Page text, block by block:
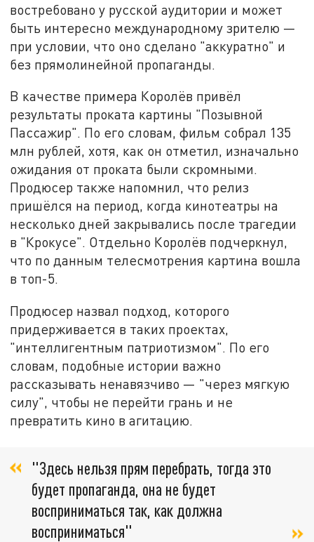
востребовано у русской аудитории и может
быть интересно международному зрителю —
при условии, что оно сделано "аккуратно" и
без прямолинейной пропаганды.
В качестве примера Королёв привёл
результаты проката картины "Позывной
Пассажир". По его словам, фильм собрал 135
млн рублей, хотя, как он отметил, изначально
ожидания от проката были скромными.
Продюсер также напомнил, что релиз
пришёлся на период, когда кинотеатры на
несколько дней закрывались после трагедии
в "Крокусе". Отдельно Королёв подчеркнул,
что по данным телесмотрения картина вошла
в топ-5.
Продюсер назвал подход, которого
придерживается в таких проектах,
"интеллигентным патриотизмом". По его
словам, подобные истории важно
рассказывать ненавязчиво — "через мягкую
силу", чтобы не перейти грань и не
превратить кино в агитацию.
"Здесь нельзя прям перебрать, тогда это
будет пропаганда, она не будет
восприниматься так, как должна
восприниматься"